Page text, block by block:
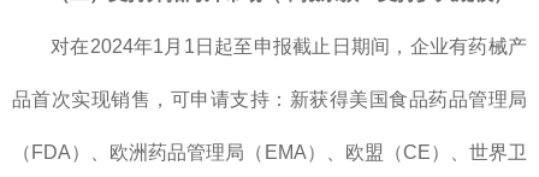
对在2024年1月1日起至申报截止日期间，企业有药械产
品首次实现销售，可申请支持：新获得美国食品药品管理局
（FDA）、欧洲药品管理局（EMA）、欧盟（CE）、世界卫